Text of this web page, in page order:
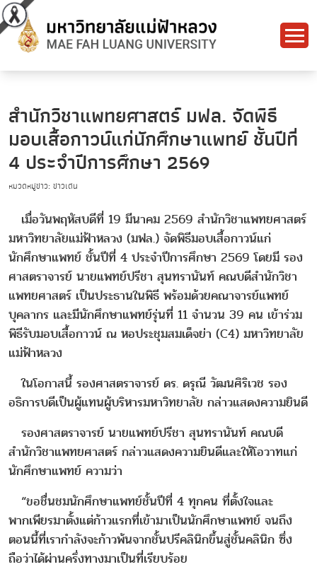
สำนักวิชาแพทยศาสตร์ มฟล. จัดพิธี
มอบเสื้อกาวน์แก่นักศึกษาแพทย์ ชั้นปีที่
4 ประจำปีการศึกษา 2569
หมวดหมู่ข่าว: ข่าวเด่น
เมื่อวันพฤหัสบดีที่ 19 มีนาคม 2569 สำนักวิชาแพทยศาสตร์
มหาวิทยาลัยแม่ฟ้าหลวง (มฟล.) จัดพิธีมอบเสื้อกาวน์แก่
นักศึกษาแพทย์ ชั้นปีที่ 4 ประจำปีการศึกษา 2569 โดยมี รอง
ศาสตราจารย์ นายแพทย์ปรีชา สุนทรานันท์ คณบดีสำนักวิชา
แพทยศาสตร์ เป็นประธานในพิธี พร้อมด้วยคณาจารย์แพทย์
บุคลากร และมีนักศึกษาแพทย์รุ่นที่ 11 จำนวน 39 คน เข้าร่วม
พิธีรับมอบเสื้อกาวน์ ณ หอประชุมสมเด็จย่า (C4) มหาวิทยาลัย
แม่ฟ้าหลวง
ในโอกาสนี้ รองศาสตราจารย์ ดร. ดรุณี วัฒนศิริเวช รอง
อธิการบดีเป็นผู้แทนผู้บริหารมหาวิทยาลัย กล่าวแสดงความยินดี
รองศาสตราจารย์ นายแพทย์ปรีชา สุนทรานันท์ คณบดี
สำนักวิชาแพทยศาสตร์ กล่าวแสดงความยินดีและให้โอวาทแก่
นักศึกษาแพทย์ ความว่า
“ขอชื่นชมนักศึกษาแพทย์ชั้นปีที่ 4 ทุกคน ที่ตั้งใจและ
พากเพียรมาตั้งแต่ก้าวแรกที่เข้ามาเป็นนักศึกษาแพทย์ จนถึง
ตอนนี้ที่เรากำลังจะก้าวพ้นจากชั้นปรีคลินิกขึ้นสู่ชั้นคลินิก ซึ่ง
ถือว่าได้ผ่านครึ่งทางมาเป็นที่เรียบร้อย